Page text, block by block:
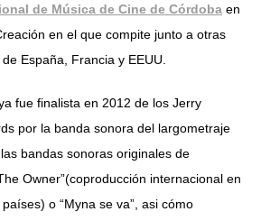
de Música de Cine de Córdoba en
en el que compite junto a otras
España, Francia y EEUU.
fue finalista en 2012 de los Jerry
por la banda sonora del largometraje
bandas sonoras originales de
Owner”(coproducción internacional en
o “Myna se va”, asi cómo